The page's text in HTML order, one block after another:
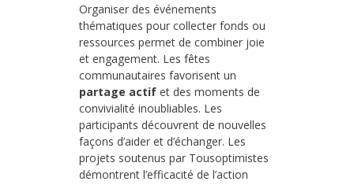
Organiser des événements
thématiques pour collecter fonds ou
ressources permet de combiner joie
et engagement. Les fêtes
communautaires favorisent un
partage actif et des moments de
convivialité inoubliables. Les
participants découvrent de nouvelles
façons d’aider et d’échanger. Les
projets soutenus par Tousoptimistes
démontrent l’efficacité de l’action